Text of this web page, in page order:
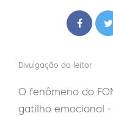
Divulgação do leitor
O fenômeno do
gatilho emocional